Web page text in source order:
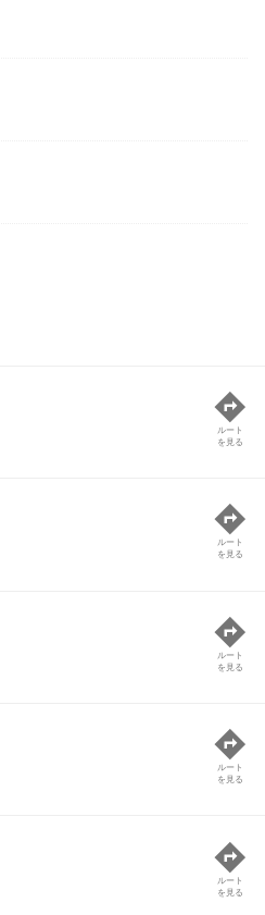
ルート
を見る
ルート
を見る
ルート
を見る
ルート
を見る
ルート
を見る